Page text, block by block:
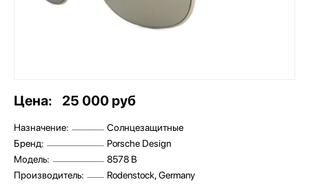
Цена: 25 000 руб
Назначение:
Солнцезащитные
Бренд:
Porsche Design
Модель:
8578 B
Производитель:
Rodenstock, Germany